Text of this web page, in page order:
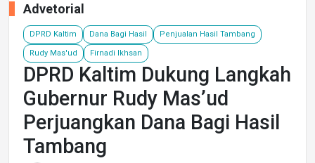
Advetorial
DPRD Kaltim Dana Bagi Hasil Penjualan Hasil Tambang
Rudy Mas'ud Firnadi Ikhsan
DPRD Kaltim Dukung Langkah
Gubernur Rudy Mas’ud
Perjuangkan Dana Bagi Hasil
Tambang